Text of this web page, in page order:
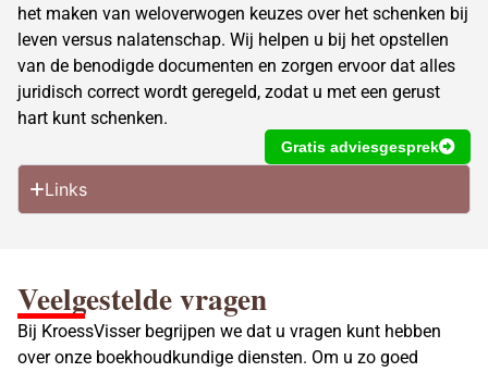
het maken van weloverwogen keuzes over het schenken bij
leven versus nalatenschap. Wij helpen u bij het opstellen
van de benodigde documenten en zorgen ervoor dat alles
juridisch correct wordt geregeld, zodat u met een gerust
hart kunt schenken.
Gratis adviesgesprek
Links
Veelgestelde vragen
Bij KroessVisser begrijpen we dat u vragen kunt hebben
over onze boekhoudkundige diensten. Om u zo goed